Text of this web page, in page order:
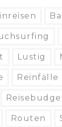
Lustig
Reinfälle
Routen